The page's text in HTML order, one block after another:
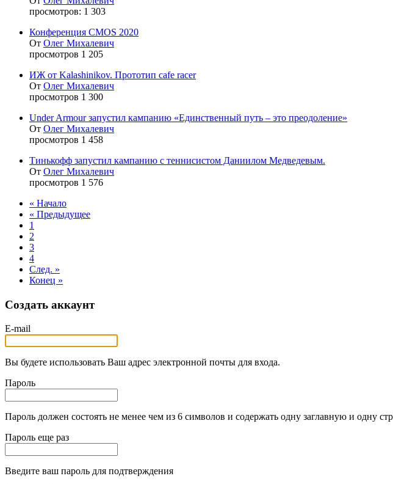
просмотров: 1 303
Конференция CMOS 2020
От Олег Михалевич
просмотров 1 205
ИЖ от Kalashinikov. Прототип cafe racer
От Олег Михалевич
просмотров 1 300
Under Armour запустил кампанию «Единственный путь – это преодоление»
От Олег Михалевич
просмотров 1 458
Тинькофф запустил кампанию с теннисистом Даниилом Медведевым.
От Олег Михалевич
просмотров 1 576
« Начало
« Предыдущее
1
2
3
4
След. »
Конец »
Создать аккаунт
E-mail
Вы будете использовать Ваш адрес электронной почты для входа.
Пароль
Пароль должен состоять не менее чем из 6 символов и содержать одну заглавную и
Пароль еще раз
Введите ваш пароль для подтверждения